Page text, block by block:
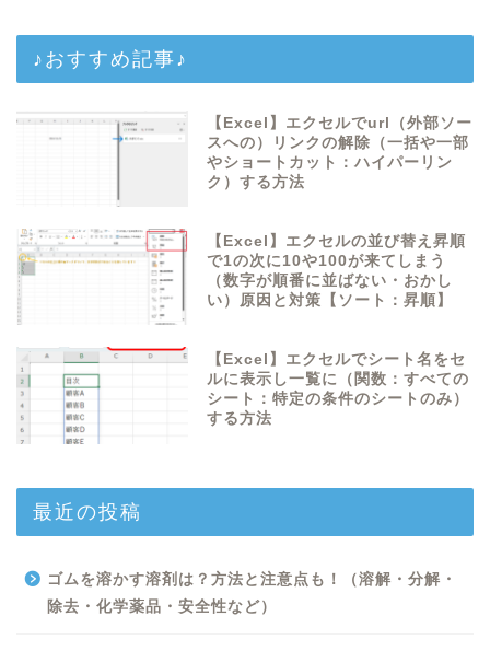
♪おすすめ記事♪
【Excel】エクセルでurl（外部ソー
スへの）リンクの解除（一括や一部
やショートカット：ハイパーリン
ク）する方法
【Excel】エクセルの並び替え昇順
で1の次に10や100が来てしまう
（数字が順番に並ばない・おかし
い）原因と対策【ソート：昇順】
【Excel】エクセルでシート名をセ
ルに表示し一覧に（関数：すべての
シート：特定の条件のシートのみ）
する方法
最近の投稿
ゴムを溶かす溶剤は？方法と注意点も！（溶解・分解・
除去・化学薬品・安全性など）